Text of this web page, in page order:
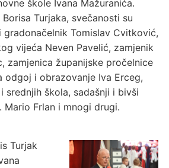
škole Ivana Mažuranića.
Turjaka, svečanosti su
gradonačelnik Tomislav Cvitković,
vijeća Neven Pavelić, zamjenik
zamjenica županijske pročelnice
odgoj i obrazovanje Iva Erceg,
srednjih škola, sadašnji i bivši
Frlan i mnogi drugi.
Turjak